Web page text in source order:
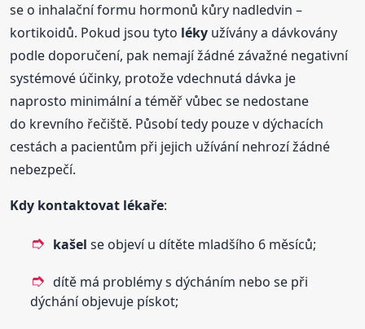
se o inhalační formu hormonů kůry nadledvin –
kortikoidů. Pokud jsou tyto léky užívány a dávkovány
podle doporučení, pak nemají žádné závažné negativní
systémové účinky, protože vdechnutá dávka je
naprosto minimální a téměř vůbec se nedostane
do krevního řečiště. Působí tedy pouze v dýchacích
cestách a pacientům při jejich užívání nehrozí žádné
nebezpečí.
Kdy kontaktovat lékaře:
kašel se objeví u dítěte mladšího 6 měsíců;
dítě má problémy s dýcháním nebo se při
dýchání objevuje pískot;